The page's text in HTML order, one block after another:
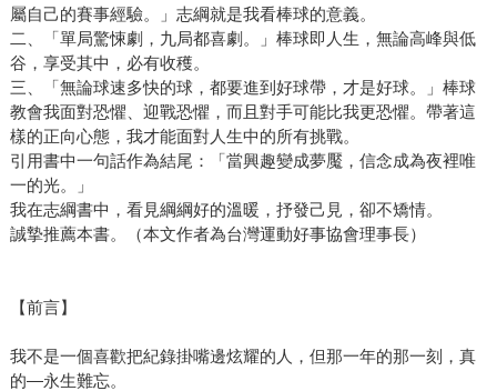
屬自己的賽事經驗。」志綱就是我看棒球的意義。
二、「單局驚悚劇，九局都喜劇。」棒球即人生，無論高峰與低
谷，享受其中，必有收穫。
三、「無論球速多快的球，都要進到好球帶，才是好球。」棒球
教會我面對恐懼、迎戰恐懼，而且對手可能比我更恐懼。帶著這
樣的正向心態，我才能面對人生中的所有挑戰。
引用書中一句話作為結尾：「當興趣變成夢魘，信念成為夜裡唯
一的光。」
我在志綱書中，看見綱綱好的溫暖，抒發己見，卻不矯情。
誠摯推薦本書。（本文作者為台灣運動好事協會理事長）
【前言】
我不是一個喜歡把紀錄掛嘴邊炫耀的人，但那一年的那一刻，真
的—永生難忘。